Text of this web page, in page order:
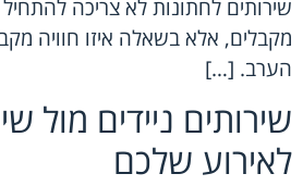
שירותים לחתונות לא צריכה
מקבלים, אלא בשאלה איזו חוויה
הערב. […]
שירותים ניידים מול
לאירוע שלכם